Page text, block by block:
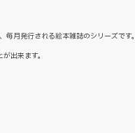
月発行される絵本雑誌のシリーズです。
出来ます。